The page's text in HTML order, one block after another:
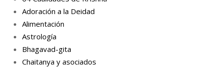
Adoración a la Deidad
Alimentación
Astrología
Bhagavad-gita
Chaitanya y asociados